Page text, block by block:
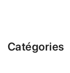
Catégories